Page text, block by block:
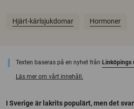
Hjärt-kärlsjukdomar Hormoner
Texten baseras på en nyhet från Linköpings
Läs mer om vårt innehåll.
I Sverige är lakrits populärt, men det